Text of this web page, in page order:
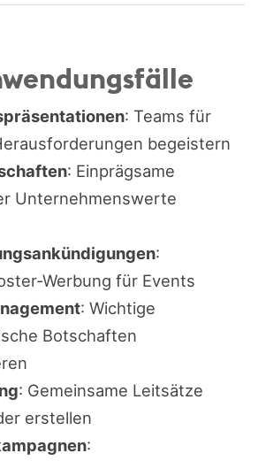
: Teams für
begeistern
: Einprägsame
Unternehmenswerte
:
Werbung für Events
: Wichtige
Botschaften
: Gemeinsame Leitsätze
erstellen
: